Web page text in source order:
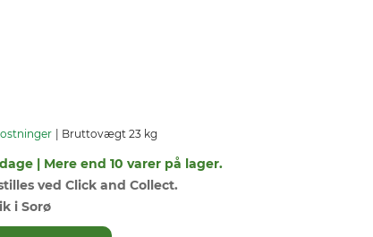
Bruttovægt 23 kg
| Mere end 10 varer på lager.
ved Click and Collect.
i Sorø